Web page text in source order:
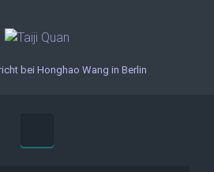
bei Honghao Wang in Berlin